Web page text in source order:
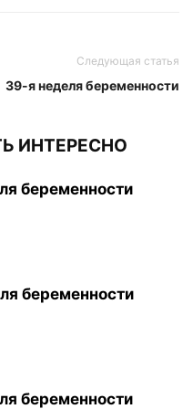
Следующая статья
39-я неделя беременности
ИНТЕРЕСНО
беременности
беременности
беременности